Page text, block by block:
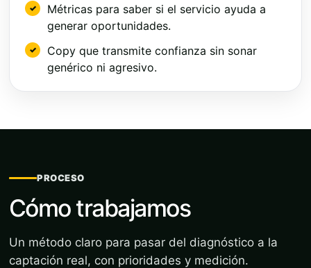
Métricas para saber si el servicio ayuda a
generar oportunidades.
Copy que transmite confianza sin sonar
genérico ni agresivo.
PROCESO
Cómo trabajamos
Un método claro para pasar del diagnóstico a la
captación real, con prioridades y medición.